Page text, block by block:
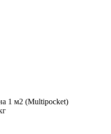
1 м2 (Multipocket)